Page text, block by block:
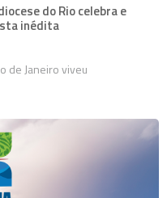
do Rio celebra e
inédita
de Janeiro viveu